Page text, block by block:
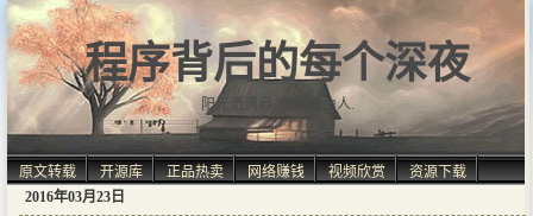
程序背后的每个深夜
阳光洒满肩, 仿佛自由人.
原文转载 开源库 正品热卖 网络赚钱 视频欣赏
资源下载
2016年03月23日